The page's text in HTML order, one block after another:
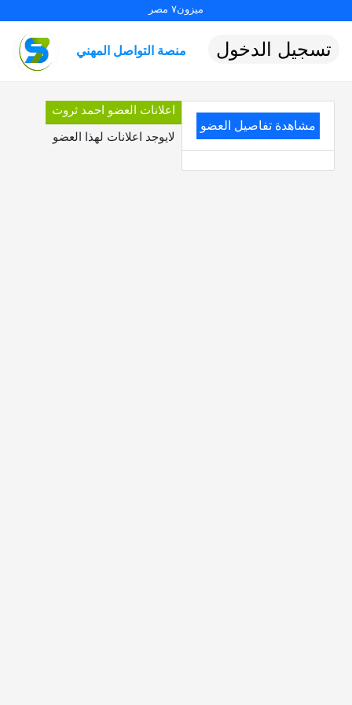
ميزون٧ مصر
منصة التواصل المهني تسجيل الدخول
مشاهدة تفاصيل العضو
اعلانات العضو احمد ثروت
لايوجد اعلانات لهذا العضو